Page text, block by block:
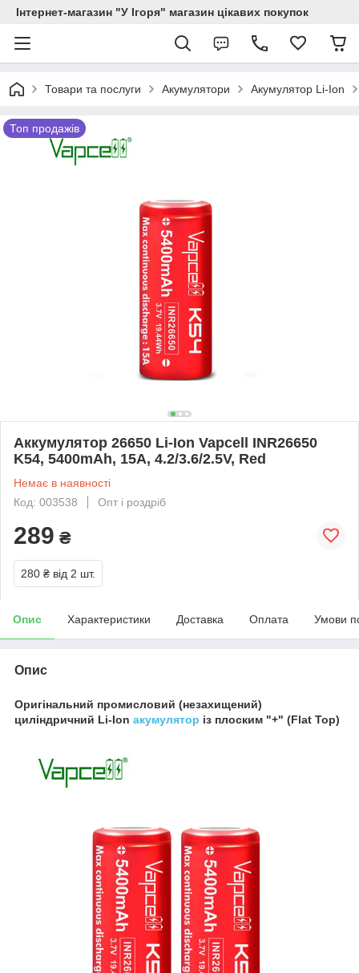
Інтернет-магазин "У Ігоря" магазин цікавих покупок
Товари та послуги Акумулятори Акумулятор Li-Ion
Топ продажів
Аккумулятор 26650 Li-Ion Vapcell INR26650
K54, 5400mAh, 15A, 4.2/3.6/2.5V, Red
Немає в наявності
Код: 003538
Опт і роздріб
289 ₴
280 ₴ від 2 шт.
Опис Характеристики Доставка Оплата Умови
Опис
Оригінальний промисловий (незахищений)
циліндричний Li-Ion акумулятор із плоским "+" (Flat Top)